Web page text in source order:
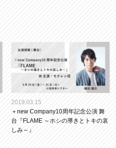
2019.03.15
＋new Company10周年記念公演 舞
台『FLAME ～ホシの導きとトキの哀
しみ～』